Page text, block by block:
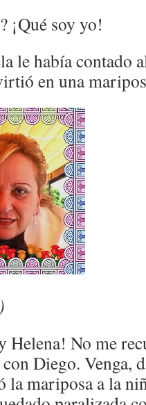
¡Qué soy yo!
le había contado
en una
Helena! No me
Diego. Venga,
mariposa a la